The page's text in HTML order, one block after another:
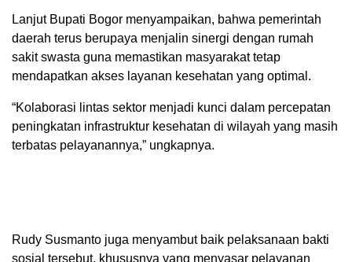
Lanjut Bupati Bogor menyampaikan, bahwa pemerintah
daerah terus berupaya menjalin sinergi dengan rumah
sakit swasta guna memastikan masyarakat tetap
mendapatkan akses layanan kesehatan yang optimal.
“Kolaborasi lintas sektor menjadi kunci dalam percepatan
peningkatan infrastruktur kesehatan di wilayah yang masih
terbatas pelayanannya,” ungkapnya.
Rudy Susmanto juga menyambut baik pelaksanaan bakti
sosial tersebut, khususnya yang menyasar pelayanan